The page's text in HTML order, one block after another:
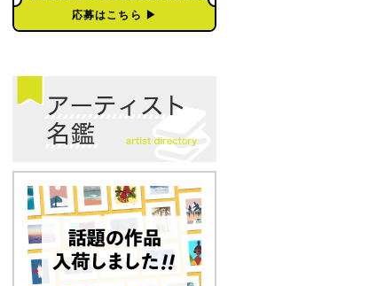
応募はこちら ▶︎